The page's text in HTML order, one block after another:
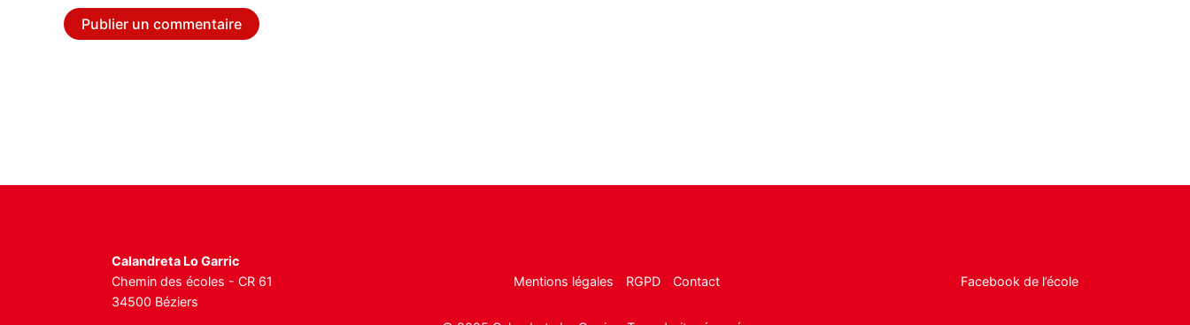
Calandreta Lo Garric
Chemin des écoles - CR 61
34500 Béziers
Mentions légales RGPD Contact Facebook de l’école